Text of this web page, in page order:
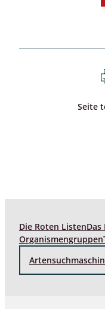
Seite
Die Roten Listen
Organismengruppen